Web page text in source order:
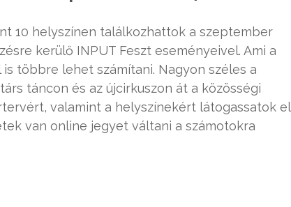
10 helyszínen találkozhattok a szeptember
kerülő INPUT Feszt eseményeivel. Ami a
többre lehet számítani. Nagyon széles a
táncon és az újcirkuszon át a közösségi
valamint a helyszínekért látogassatok el
van online jegyet váltani a számotokra